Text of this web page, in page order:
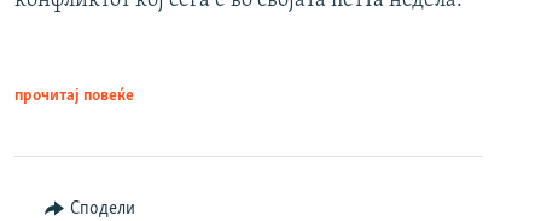
прочитај повеќе
Сподели